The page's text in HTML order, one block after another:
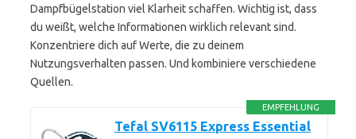
Dampfbügelstation viel Klarheit schaffen. Wichtig ist, dass
du weißt, welche Informationen wirklich relevant sind.
Konzentriere dich auf Werte, die zu deinem
Nutzungsverhalten passen. Und kombiniere verschiedene
Quellen.
EMPFEHLUNG
Tefal SV6115 Express Essential